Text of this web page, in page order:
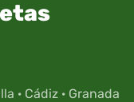
· Cádiz· Granada